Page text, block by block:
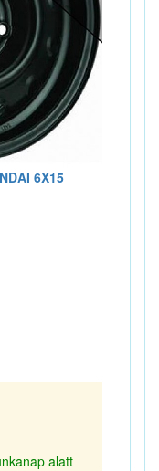
6X15
alatt